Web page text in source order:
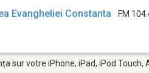
Evangheliei Constanta FM
sur votre iPhone, iPad, iPod